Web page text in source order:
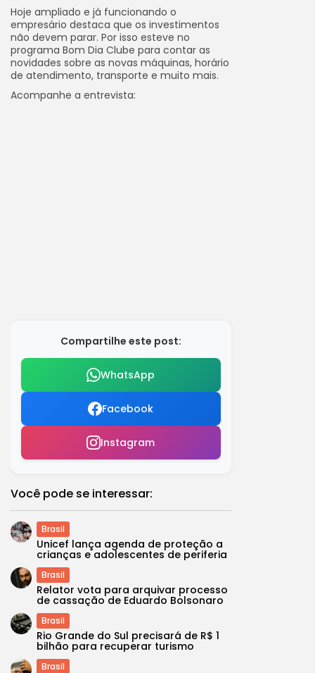
Hoje ampliado e já funcionando o
empresário destaca que os investimentos
não devem parar. Por isso esteve no
programa Bom Dia Clube para contar as
novidades sobre as novas máquinas, horário
de atendimento, transporte e muito mais.
Acompanhe a entrevista:
Compartilhe este post:
WhatsApp
Facebook
Instagram
Você pode se interessar:
Brasil
Unicef lança agenda de proteção a
crianças e adolescentes de periferia
Brasil
Relator vota para arquivar processo
de cassação de Eduardo Bolsonaro
Brasil
Rio Grande do Sul precisará de R$ 1
bilhão para recuperar turismo
Brasil